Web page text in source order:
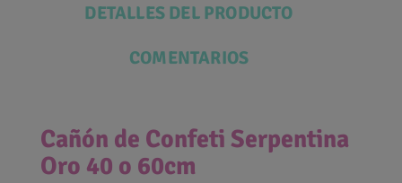
DETALLES DEL PRODUCTO
COMENTARIOS
Cañón de Confeti Serpentina
Oro 40 o 60cm